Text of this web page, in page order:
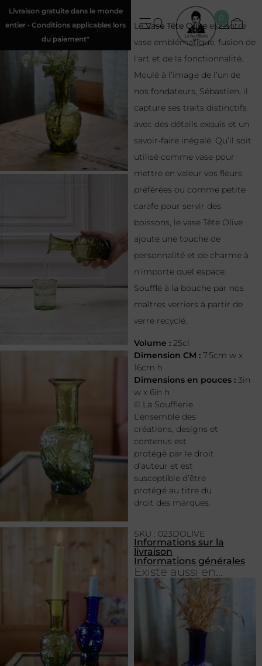
Livraison gratuite dans le monde
entier • Conditions applicables lors
du paiement*
0
LeVase Tête Oliveest notre
vase emblématique, fusion de
l’art et de la fonctionnalité.
Moulé à l’image de l’un de
nos fondateurs, Sébastien, il
capture ses traits distinctifs
avec des détails exquis et un
savoir-faire inégalé. Qu’il soit
utilisé comme vase pour
mettre en valeur vos fleurs
préférées ou comme petite
carafe pour servir des
boissons, le vase Tête Olive
ajoute une touche de
personnalité et de charme à
n’importe quel espace.
Soufflé à la bouche par nos
maîtres verriers à partir de
verre recyclé.
Volume : 25cl
Dimension CM : 7.5cm w x
16cm h
Dimensions en pouces : 3in
w x 6in h
© La Soufflerie.
L’ensemble des
créations, designs et
contenus est
protégé par le droit
d’auteur et est
susceptible d’être
protégé au titre du
droit des marques.
SKU : 023DOLIVE
Informations sur la
livraison
Informations générales
Existe aussi en...